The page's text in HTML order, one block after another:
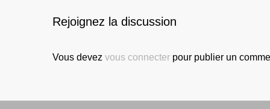
Rejoignez la discussion
Vous devez vous connecter pour publier un